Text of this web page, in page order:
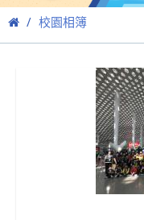
校園相簿